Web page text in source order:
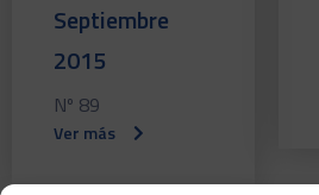
Septiembre
2015
Nº 89
Ver más